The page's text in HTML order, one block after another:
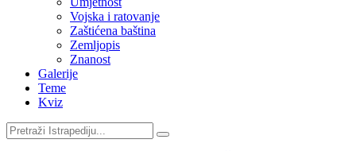
Vojska i ratovanje
Zaštićena baština
Zemljopis
Znanost
Galerije
Teme
Kviz